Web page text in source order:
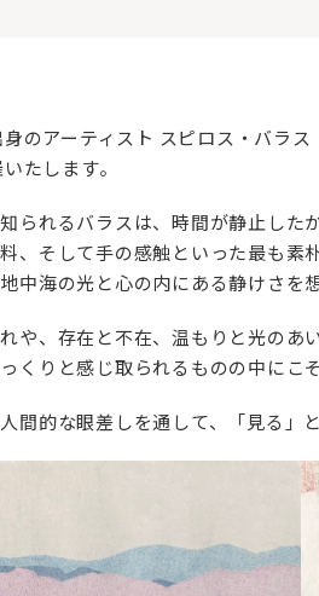
のアーティスト スピロス・バ
たします。
られるバラスは、時間が静止し
、そして手の感触といった最も
中海の光と心の内にある静けさを
や、存在と不在、温もりと光の
くりと感じ取られるものの中にこ
間的な眼差しを通して、「見る」